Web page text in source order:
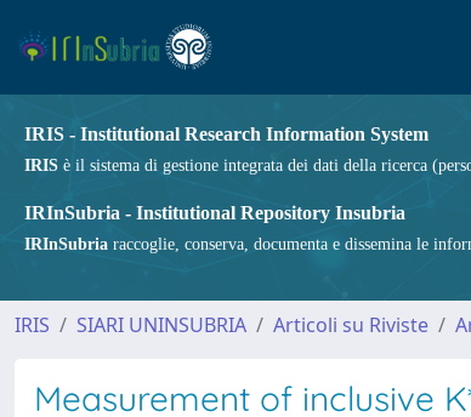
IRIS - Institutional Research Information System
IRIS è il sistema di gestione integrata dei dati della ricerca
IRInSubria - Institutional Repository Insubria
IRInSubria raccoglie, conserva, documenta e dissemina le
IRIS SIARI UNINSUBRIA Articoli su Riviste
Measurement of inclusive